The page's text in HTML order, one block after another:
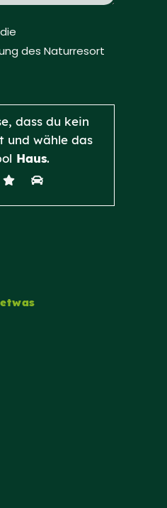
des Naturresort
dass du kein
und wähle das
Haus.